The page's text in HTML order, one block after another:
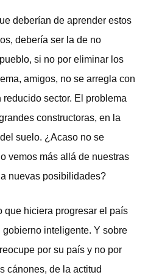
deberían de aprender estos
debería ser la de no
si no por eliminar los
amigos, no se arregla con
sector. El problema
constructoras, en la
suelo. ¿Acaso no se
vemos más allá de nuestras
nuevas posibilidades?
que hiciera progresar el país
inteligente. Y sobre
por su país y no por
cánones, de la actitud